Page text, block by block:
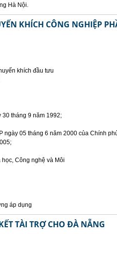
Hà Nội.
KHÍCH CÔNG NGHIỆP
khích đầu tưu
tháng 9 năm 1992;
ngày 05 tháng 6 năm 2000 của Chính
Công nghệ và Môi
áp dụng
TÀI TRỢ CHO ĐÀ NẴNG